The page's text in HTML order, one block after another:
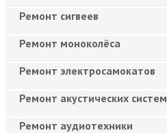
Ремонт сигвеев
Ремонт моноколёса
Ремонт электросамокатов
Ремонт акустических систем
Ремонт аудиотехники